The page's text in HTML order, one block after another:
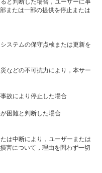
または一部の提供を停止または
ステムの保守点検または更新を
などの不可抗力により，本サー
故により停止した場合
は中断により，ユーザーまたは
害について，理由を問わず一切